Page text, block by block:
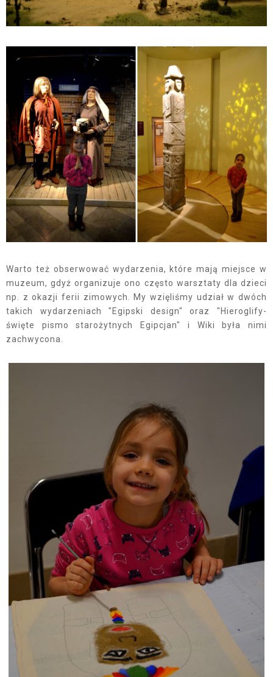
Warto też obserwować wydarzenia, które mają miejsce w
muzeum, gdyż organizuje ono często warsztaty dla dzieci
np. z okazji ferii zimowych. My wzięliśmy udział w dwóch
takich wydarzeniach "Egipski design" oraz "Hieroglify-
święte pismo starożytnych Egipcjan" i Wiki była nimi
zachwycona.